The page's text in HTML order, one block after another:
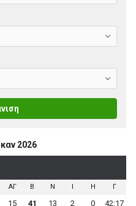
2026
ΑΓ B N I H Γ
15 41 13 2 0 42:17